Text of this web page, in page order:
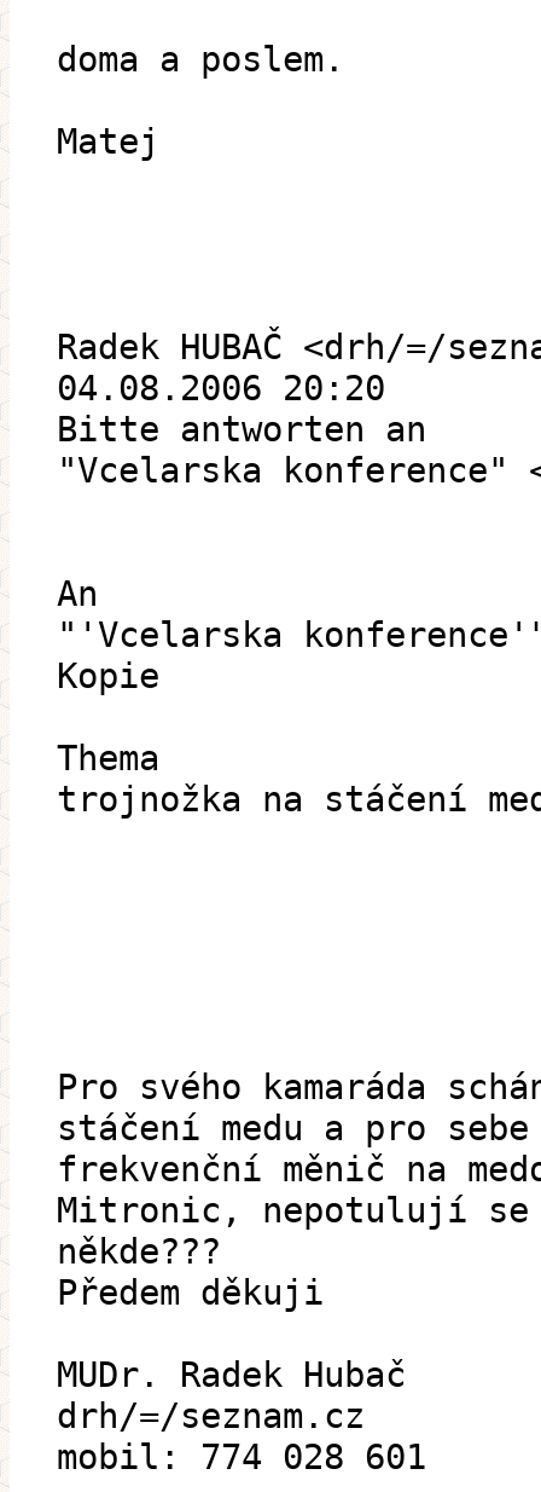
doma a poslem.
Matej
Radek HUBAČ <drh/=/
04.08.2006 20:20
Bitte antworten an
"Vcelarska
An
"'Vcelarska
Kopie
Thema
trojnožka na stáčení
Pro svého kamaráda
stáčení medu a pro sebe
frekvenční měnič na
Mitronic, nepotulují se
někde???
Předem děkuji
MUDr. Radek Hubač
drh/=/seznam.cz
mobil: 774 028 601